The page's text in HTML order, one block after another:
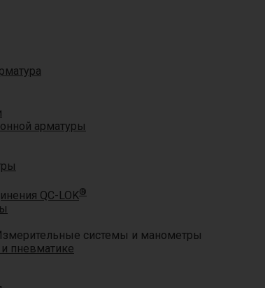
арматуры
QC-LOK®
системы и манометры
пневматике